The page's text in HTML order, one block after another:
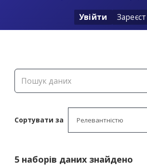
Увійти
Сортувати за
5 наборів даних знайдено